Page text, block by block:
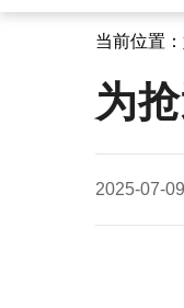
当前位置：
为
2025-07-